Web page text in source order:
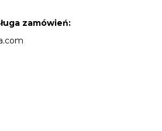
zamówień: